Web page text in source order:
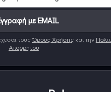
με EMAIL
τους Όρους Χρήσης και την
Απορρήτου